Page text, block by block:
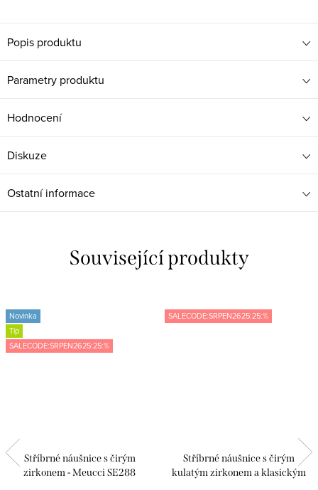
Popis produktu
Parametry produktu
Hodnocení
Diskuze
Ostatní informace
Související produkty
Novinka
Tip
SALECODE:SRPEN2625:25:%
Stříbrné náušnice s čirým
zirkonem - Meucci SE288
SALECODE:SRPEN2625:25:%
Stříbrné náušnice s čirým
kulatým zirkonem a klasickým